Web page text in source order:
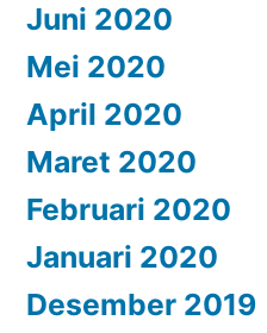
Juni 2020
Mei 2020
April 2020
Maret 2020
Februari 2020
Januari 2020
Desember 2019